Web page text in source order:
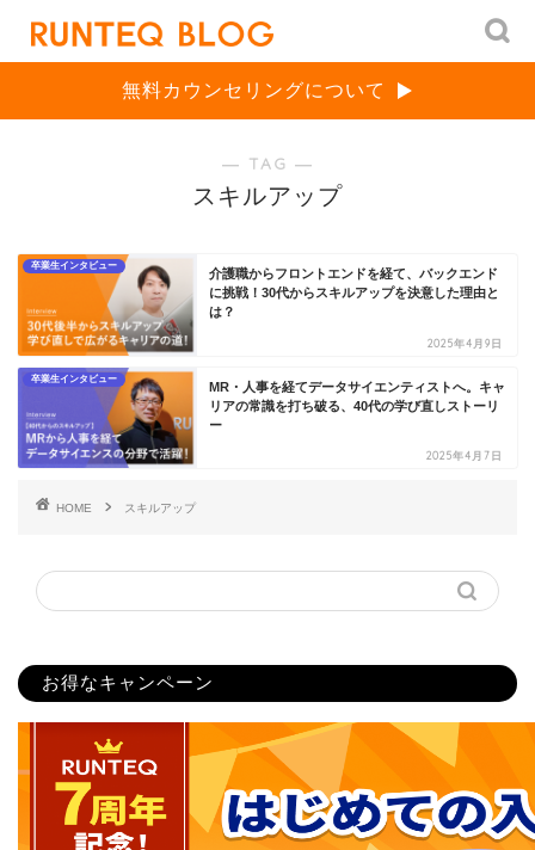
無料カウンセリングについて
― TAG ―
スキルアップ
卒業生インタビュー
介護職からフロントエンドを経て、バックエンド
に挑戦！30代からスキルアップを決意した理由と
は？
2025年4月9日
卒業生インタビュー
MR・人事を経てデータサイエンティストへ。キャ
リアの常識を打ち破る、40代の学び直しストーリ
ー
2025年4月7日
HOME スキルアップ
お得なキャンペーン